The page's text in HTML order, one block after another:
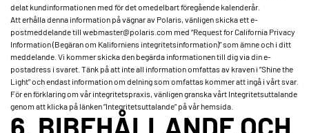
delat kundinformationen med för det omedelbart föregående kalenderår.
Att erhålla denna information på vägnar av Polaris, vänligen skicka ett e-
postmeddelande till webmaster@polaris.com med “Request for California Privacy
Information (Begäran om Kaliforniens integritetsinformation)” som ämne och i ditt
meddelande. Vi kommer skicka den begärda informationen till dig via din e-
postadress i svaret. Tänk på att inte all information omfattas av kraven i ”Shine the
Light” och endast information om delning som omfattas kommer att ingå i vårt svar.
För en förklaring om vår integritetspraxis, vänligen granska vårt Integritetsuttalande
genom att klicka på länken ”Integritetsuttalande” på vår hemsida.
6. BIBEHÅLLANDE OCH